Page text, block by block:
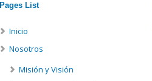
Pages List
Inicio
Nosotros
Misión y Visión